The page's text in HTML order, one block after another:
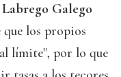
Galego
los propios
límite", por lo que